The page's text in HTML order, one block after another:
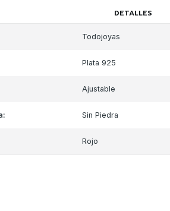
DETALLES
Todojoyas
Plata 925
Ajustable
Sin Piedra
Rojo